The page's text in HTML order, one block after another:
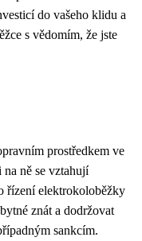
do vašeho klidu a
s vědomím, že jste
prostředkem ve
na ně se vztahují
řízení elektrokoloběžky
znát a dodržovat
sankcím.